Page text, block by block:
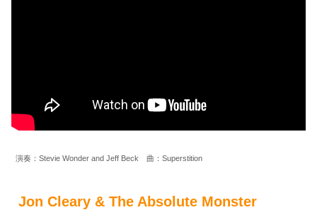
演奏：Stevie Wonder and Jeff Beck 曲：Superstition
Jon Cleary & The Absolute Monster